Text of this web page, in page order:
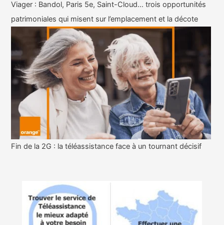
Viager : Bandol, Paris 5e, Saint-Cloud… trois opportunités
patrimoniales qui misent sur l’emplacement et la décote
Fin de la 2G : la téléassistance face à un tournant décisif